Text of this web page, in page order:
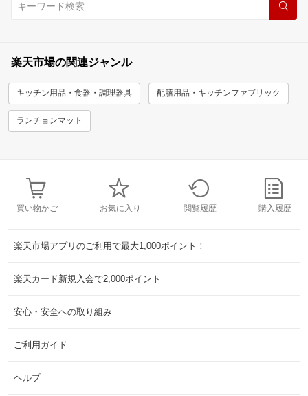
楽天市場の関連ジャンル
キッチン用品・食器・調理器具 配膳用品・キッチンファブリック
ランチョンマット
買い物かご お気に入り 閲覧履歴 購入履歴
楽天市場アプリのご利用で最大1,000ポイント！
楽天カード新規入会で2,000ポイント
安心・安全への取り組み
ご利用ガイド
ヘルプ